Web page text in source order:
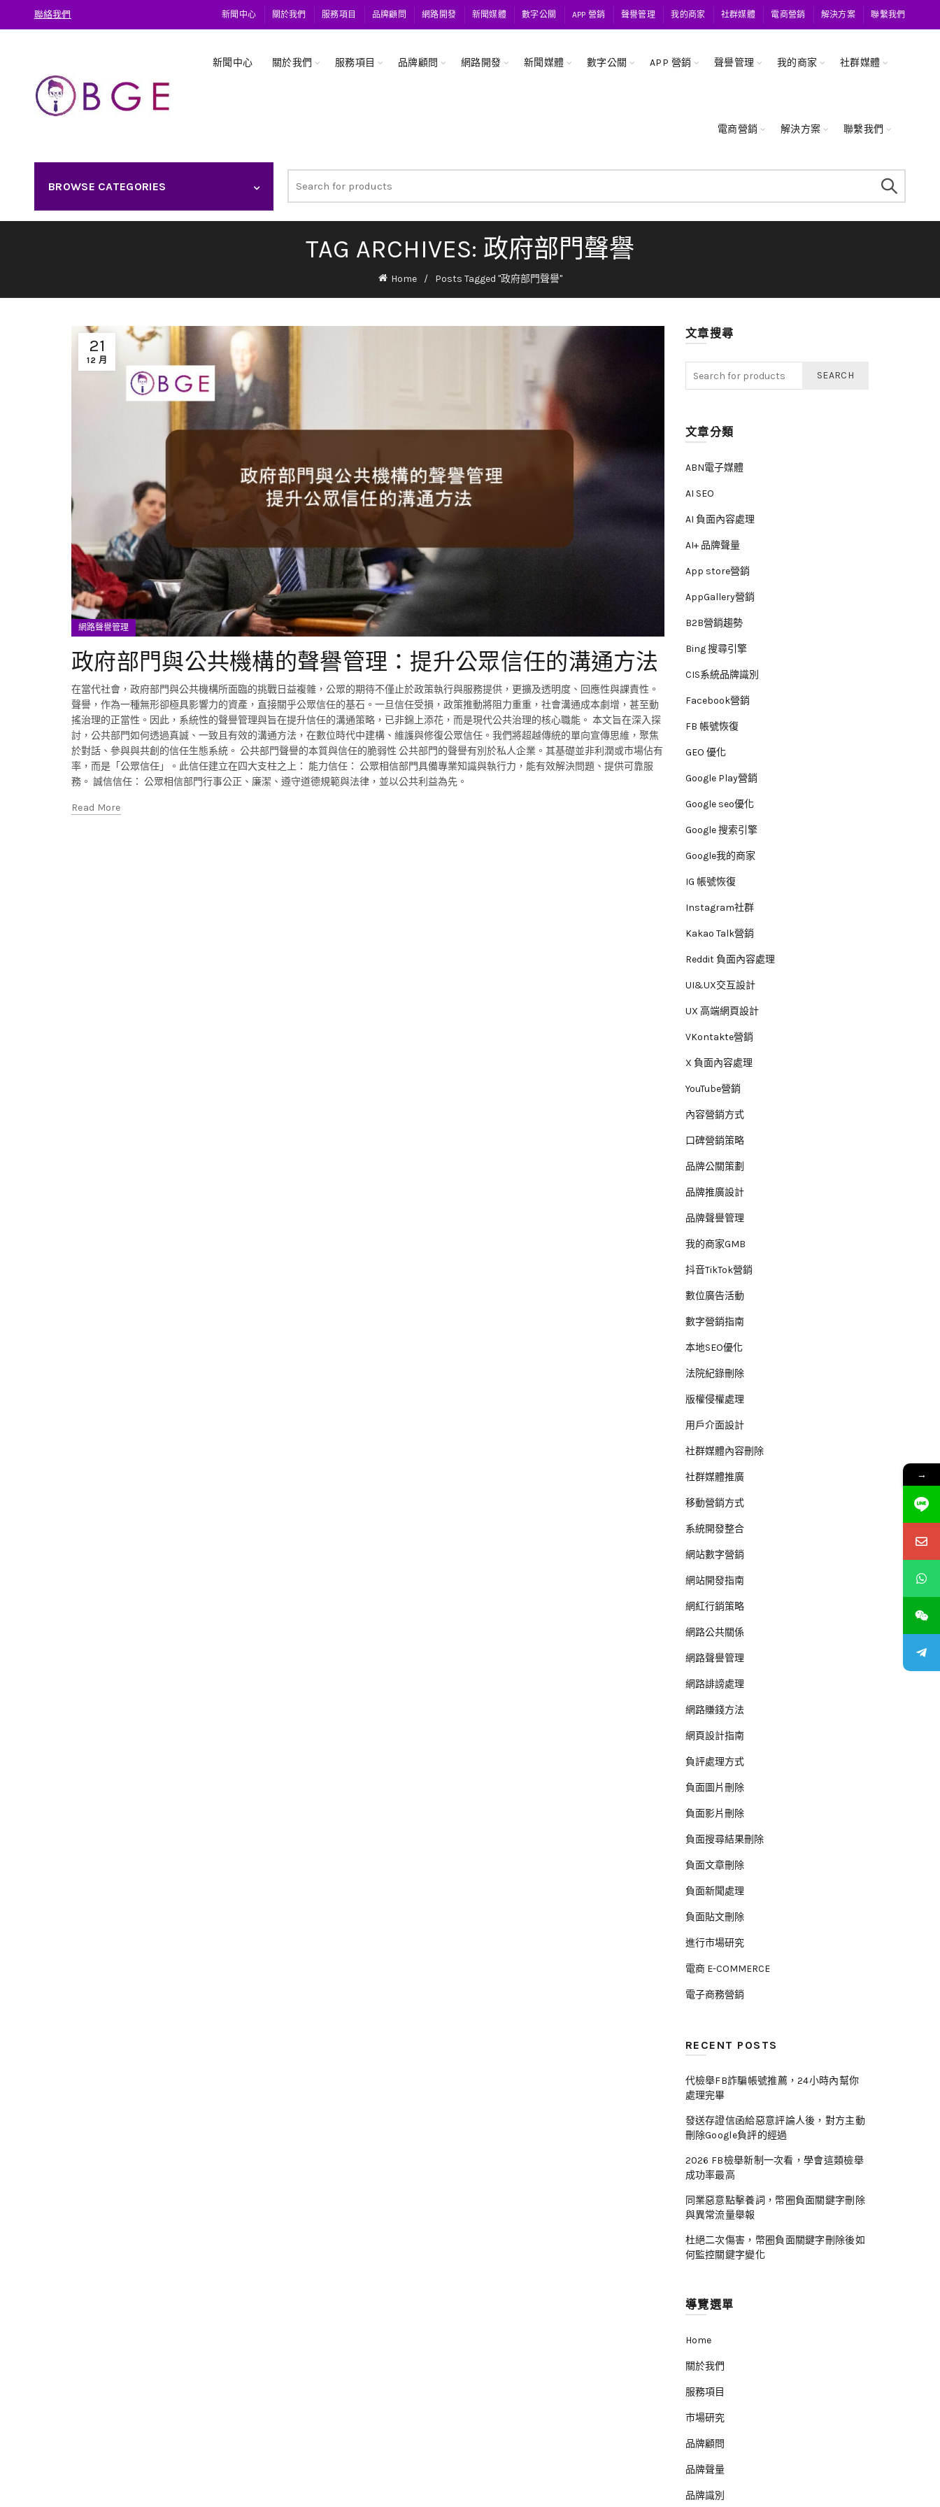
聯絡我們 新聞中心 關於我們 服務項目 品牌顧問 網路開發 新聞媒體 數字公關 APP 營銷 聲譽管理 我的商家 社群媒體 電商營銷 解決方案 聯繫我們
新聞中心 關於我們 服務項目 品牌顧問 網路開發 新聞媒體 數字公關 APP 營銷 聲譽管理 我的商家 社群媒體
電商營銷 解決方案 聯繫我們
BROWSE CATEGORIES
for:
TAG ARCHIVES: 政府部門聲譽
Home Posts Tagged "政府部門聲譽"
21
12 月
網路聲譽管理
政府部門與公共機構的聲譽管理：提升公眾信任的溝通方法
在當代社會，政府部門與公共機構所面臨的挑戰日益複雜，公眾的期待不僅止於政策執行與服務提供，更擴及透明度、回應性與課責性。
聲譽，作為一種無形卻極具影響力的資產，直接關乎公眾信任的基石。一旦信任受損，政策推動將阻力重重，社會溝通成本劇增，甚至動
搖治理的正當性。因此，系統性的聲譽管理與旨在提升信任的溝通策略，已非錦上添花，而是現代公共治理的核心職能。 本文旨在深入探
討，公共部門如何透過真誠、一致且有效的溝通方法，在數位時代中建構、維護與修復公眾信任。我們將超越傳統的單向宣傳思維，聚焦
於對話、參與與共創的信任生態系統。 公共部門聲譽的本質與信任的脆弱性 公共部門的聲譽有別於私人企業。其基礎並非利潤或市場佔有
率，而是「公眾信任」。此信任建立在四大支柱之上： 能力信任： 公眾相信部門具備專業知識與執行力，能有效解決問題、提供可靠服
務。 誠信信任： 公眾相信部門行事公正、廉潔、遵守道德規範與法律，並以公共利益為先。
Read More
文章搜尋
SEARCH
文章分類
ABN電子媒體
AI SEO
AI 負面內容處理
AI+ 品牌聲量
App store營銷
AppGallery營銷
B2B營銷趨勢
Bing 搜尋引擎
CIS系統品牌識別
Facebook營銷
FB 帳號恢復
GEO 優化
Google Play營銷
Google seo優化
Google 搜索引擎
Google我的商家
IG 帳號恢復
Instagram社群
Kakao Talk營銷
Reddit 負面內容處理
UI&UX交互設計
UX 高端網頁設計
VKontakte營銷
X 負面內容處理
YouTube營銷
內容營銷方式
口碑營銷策略
品牌公關策劃
品牌推廣設計
品牌聲譽管理
我的商家GMB
抖音TikTok營銷
數位廣告活動
數字營銷指南
本地SEO優化
法院紀錄刪除
版權侵權處理
用戶介面設計
社群媒體內容刪除
社群媒體推廣
移動營銷方式
系統開發整合
網站數字營銷
網站開發指南
網紅行銷策略
網路公共關係
網路聲譽管理
網路誹謗處理
網路賺錢方法
網頁設計指南
負評處理方式
負面圖片刪除
負面影片刪除
負面搜尋結果刪除
負面文章刪除
負面新聞處理
負面貼文刪除
進行市場研究
電商 E-COMMERCE
電子商務營銷
RECENT POSTS
代檢舉FB詐騙帳號推薦，24小時內幫你
處理完畢
發送存證信函給惡意評論人後，對方主動
刪除Google負評的經過
2026 FB檢舉新制一次看，學會這類檢舉
成功率最高
同業惡意點擊養詞，幣圈負面關鍵字刪除
與異常流量舉報
杜絕二次傷害，幣圈負面關鍵字刪除後如
何監控關鍵字變化
導覽選單
Home
關於我們
服務項目
市場研究
品牌顧問
品牌聲量
品牌識別
→